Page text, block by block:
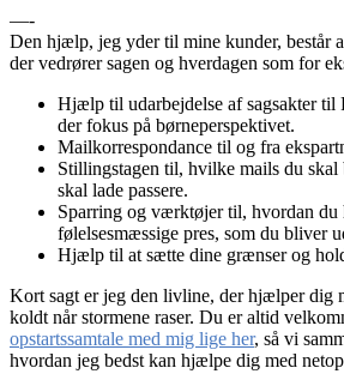
—-
Den hjælp, jeg yder til mine kunder, består
der vedrører sagen og hverdagen som for
Hjælp til udarbejdelse af sagsakter til
der fokus på børneperspektivet.
Mailkorrespondance til og fra
Stillingstagen til, hvilke mails du skal
skal lade passere.
Sparring og værktøjer til, hvordan du
følelsesmæssige pres, som du bliver
Hjælp til at sætte dine grænser og
Kort sagt er jeg den livline, der hjælper dig
koldt når stormene raser. Du er altid
opstartssamtale med mig lige her, så vi
hvordan jeg bedst kan hjælpe dig med